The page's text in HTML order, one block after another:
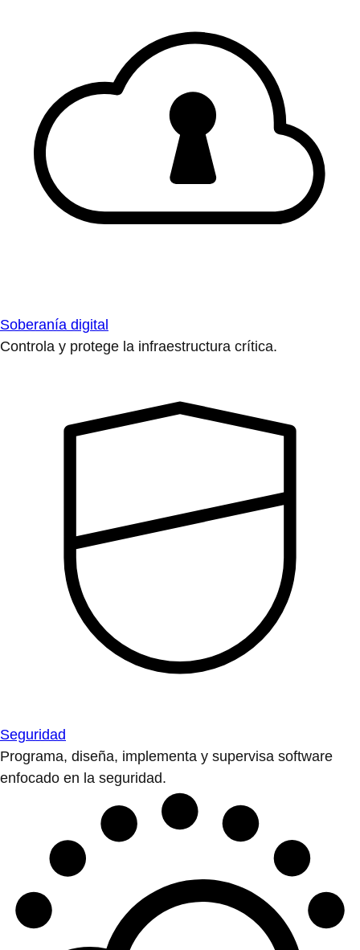
Soberanía digital
Controla y protege la infraestructura crítica.
Seguridad
Programa, diseña, implementa y supervisa software
enfocado en la seguridad.